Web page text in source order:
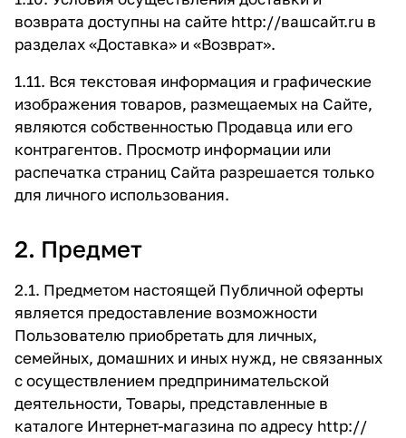
возврата доступны на сайте http://вашсайт.ru в
разделах«Доставка» и «Возврат».
1.11. Вся текстовая информация и графические
изображения товаров, размещаемых на Сайте,
являются собственностью Продавца или его
контрагентов. Просмотр информации или
распечатка страниц Сайта разрешается только
для личного использования.
2. Предмет
2.1. Предметом настоящей Публичной оферты
является предоставление возможности
Пользователю приобретать для личных,
семейных, домашних и иных нужд, не связанных
с осуществлением предпринимательской
деятельности, Товары, представленные в
каталоге Интернет-магазина по адресу http://